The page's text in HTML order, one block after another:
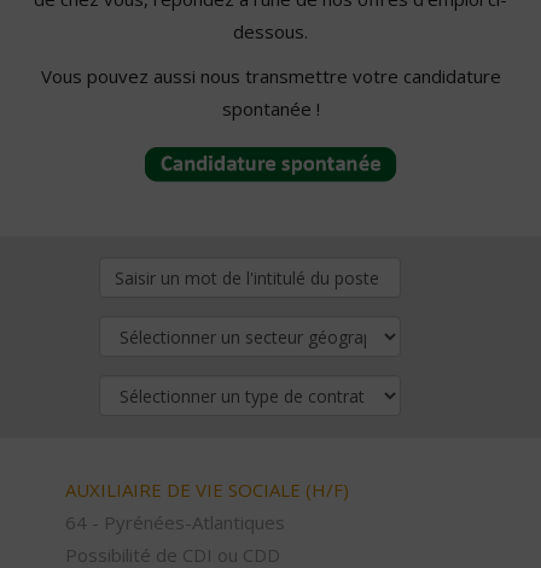
dessous.
Vous pouvez aussi nous transmettre votre candidature
spontanée !
AUXILIAIRE DE VIE SOCIALE (H/F)
64 - Pyrénées-Atlantiques
Possibilité de CDI ou CDD